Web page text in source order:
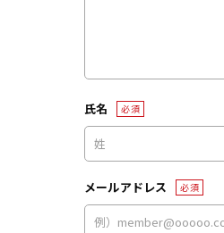
氏名 必須
メールアドレス 必須